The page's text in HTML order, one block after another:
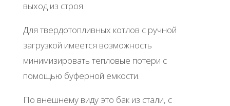
выход из строя.
Для твердотопливных котлов с ручной
загрузкой имеется возможность
минимизировать тепловые потери с
помощью буферной емкости.
По внешнему виду это бак из стали, с